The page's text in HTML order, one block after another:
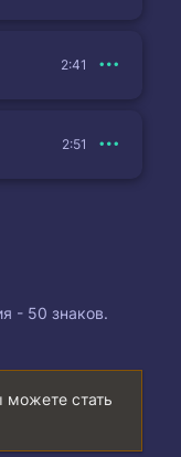
2:41
2:51
- 50 знаков.
можете стать